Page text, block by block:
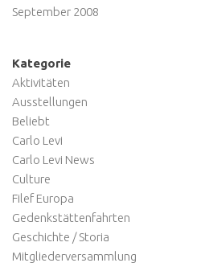
September 2008
Kategorie
Aktivitäten
Ausstellungen
Beliebt
Carlo Levi
Carlo Levi News
Culture
Filef Europa
Gedenkstättenfahrten
Geschichte / Storia
Mitgliederversammlung